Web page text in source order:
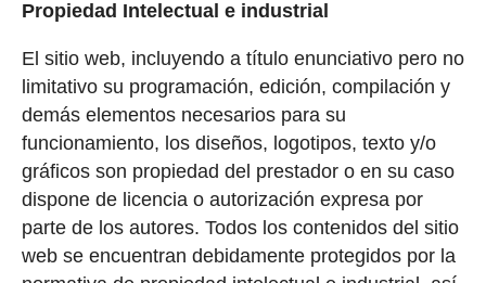
Propiedad Intelectual e industrial
El sitio web, incluyendo a título enunciativo pero no
limitativo su programación, edición, compilación y
demás elementos necesarios para su
funcionamiento, los diseños, logotipos, texto y/o
gráficos son propiedad del prestador o en su caso
dispone de licencia o autorización expresa por
parte de los autores. Todos los contenidos del sitio
web se encuentran debidamente protegidos por la